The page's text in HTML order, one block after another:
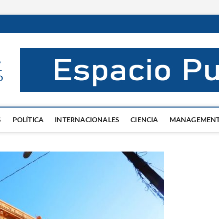
El Mentor
INFORMACIÓN DE VERDAD
POLÍTICA INTERNACIONALES CIENCIA